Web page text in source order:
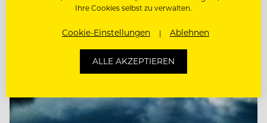
Ihre Cookies selbst zu verwalten.
Cookie-Einstellungen Ablehnen
ALLE AKZEPTIEREN